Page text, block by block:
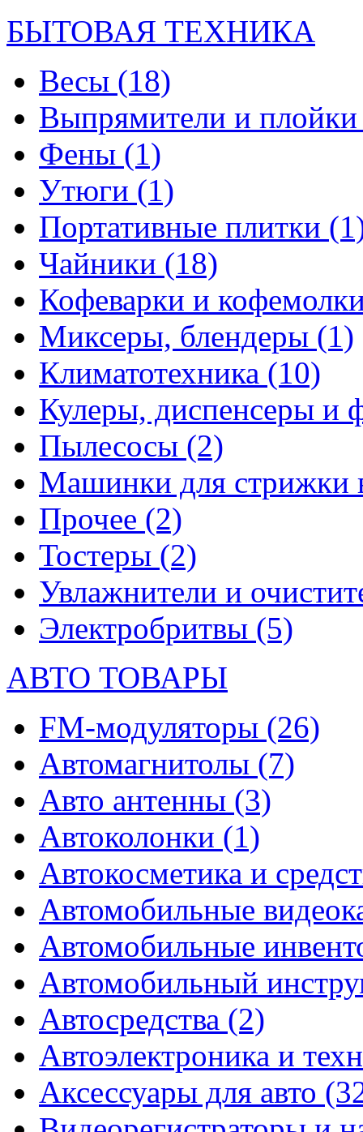
БЫТОВАЯ ТЕХНИКА
Весы (18)
Выпрямители и
Фены (1)
Утюги (1)
Портативные плитки
Чайники (18)
Кофеварки и
Миксеры, блендеры (1)
Климатотехника (10)
Кулеры, диспенсеры и
Пылесосы (2)
Машинки для стрижки
Прочее (2)
Тостеры (2)
Увлажнители и
Электробритвы (5)
АВТО ТОВАРЫ
FM-модуляторы (26)
Автомагнитолы (7)
Авто антенны (3)
Автоколонки (1)
Автокосметика и
Автомобильные
Автомобильные
Автомобильный
Автосредства (2)
Автоэлектроника и
Аксессуары для авто